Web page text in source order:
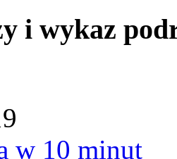
i wykaz
w 10 minut